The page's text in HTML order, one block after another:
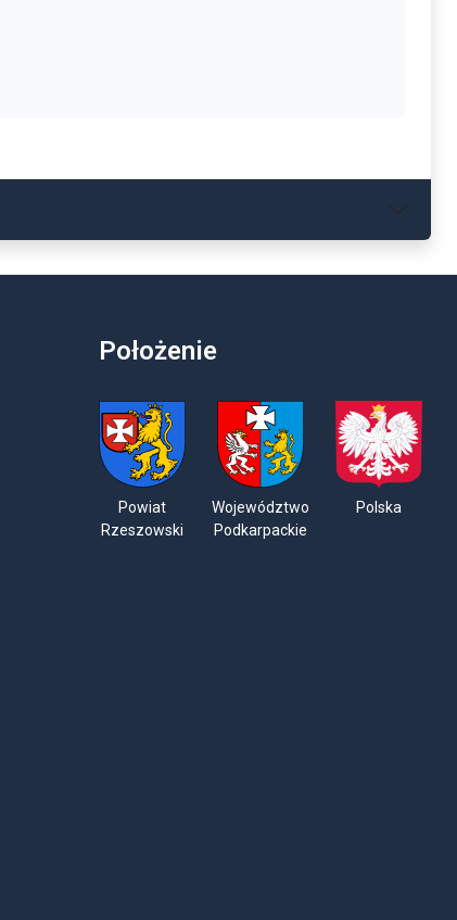
Położenie
Powiat
Rzeszowski
Województwo
Podkarpackie
Polska